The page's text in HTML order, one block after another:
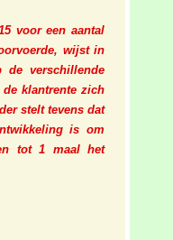
voor een aantal
wijst in
de verschillende
klantrente zich
stelt tevens dat
is om
tot 1 maal het